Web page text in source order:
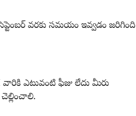
వరకు సమయం ఇవ్వడం జరిగింది
వారికి ఎటువంటి ఫీజు లేదు మీరు